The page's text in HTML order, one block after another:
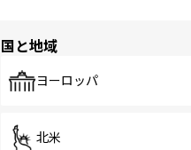
国と地域
ヨーロッパ
北米